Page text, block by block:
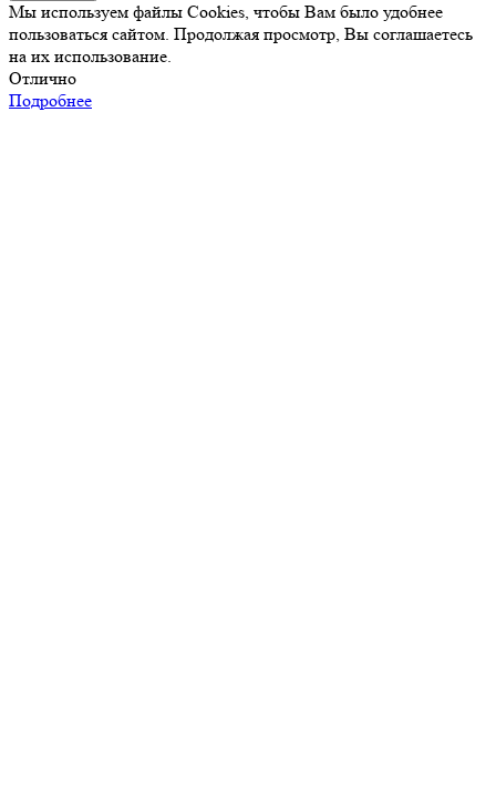
Мы используем файлы Cookies, чтобы Вам было удобнее
пользоваться сайтом. Продолжая просмотр, Вы соглашаетесь
на их использование.
Отлично
Подробнее